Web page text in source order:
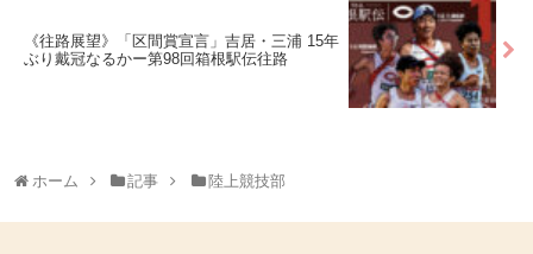
《往路展望》「区間賞宣言」吉居・三浦 15年
ぶり戴冠なるかー第98回箱根駅伝往路
ホーム 記事 陸上競技部